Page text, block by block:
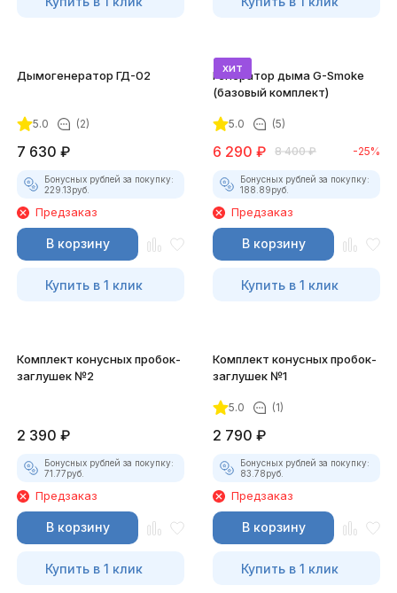
Дымогенератор ГД-02
5.0 (2)
7 630 ₽
Бонусных рублей за покупку:
229.13руб.
Предзаказ
В корзину
Купить в 1 клик
хит
Генератор дыма G-Smoke
(базовый комплект)
5.0 (5)
6 290 ₽ 8 400 ₽ -25%
Бонусных рублей за покупку:
188.89руб.
Предзаказ
В корзину
Купить в 1 клик
Комплект конусных пробок-
заглушек №2
2 390 ₽
Бонусных рублей за покупку:
71.77руб.
Предзаказ
В корзину
Купить в 1 клик
Комплект конусных пробок-
заглушек №1
5.0 (1)
2 790 ₽
Бонусных рублей за покупку:
83.78руб.
Предзаказ
В корзину
Купить в 1 клик